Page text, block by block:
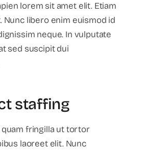
lorem sit amet elit. Etiam
Nunc libero enim euismod id
neque. In vulputate
sed suscipit dui
staffing
quam fringilla ut tortor
laoreet elit. Nunc